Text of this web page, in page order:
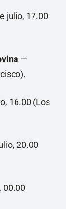
julio, 17.00
—
16.00 (Los
20.00
00.00